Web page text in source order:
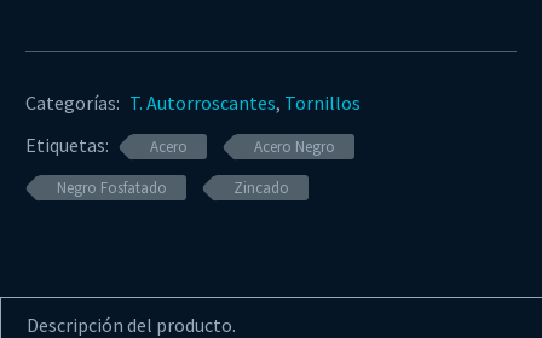
Categorías: T. Autorroscantes, Tornillos
Etiquetas:
Acero
Acero Negro
Negro Fosfatado
Zincado
Descripción del producto.